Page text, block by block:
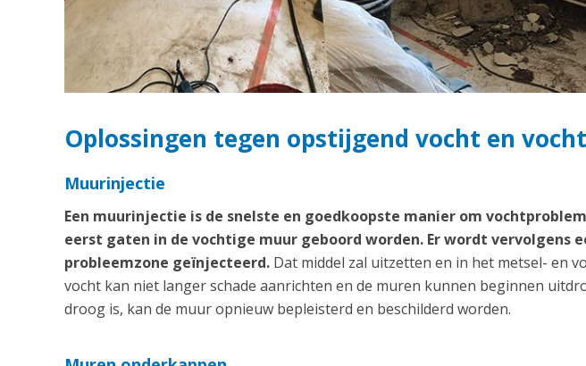
Oplossingen tegen opstijgend vocht en
Muurinjectie
Een muurinjectie is de snelste en goedkoopste manier om
eerst gaten in de vochtige muur geboord worden. Er wordt vervolgens
probleemzone geïnjecteerd. Dat middel zal uitzetten en in het metsel- en
vocht kan niet langer schade aanrichten en de muren kunnen beginnen
droog is, kan de muur opnieuw bepleisterd en beschilderd worden.